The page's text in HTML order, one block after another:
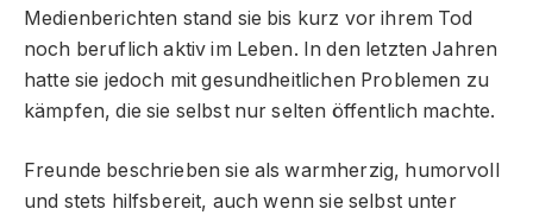
Medienberichten stand sie bis kurz vor ihrem Tod
noch beruflich aktiv im Leben. In den letzten Jahren
hatte sie jedoch mit gesundheitlichen Problemen zu
kämpfen, die sie selbst nur selten öffentlich machte.
Freunde beschrieben sie als warmherzig, humorvoll
und stets hilfsbereit, auch wenn sie selbst unter